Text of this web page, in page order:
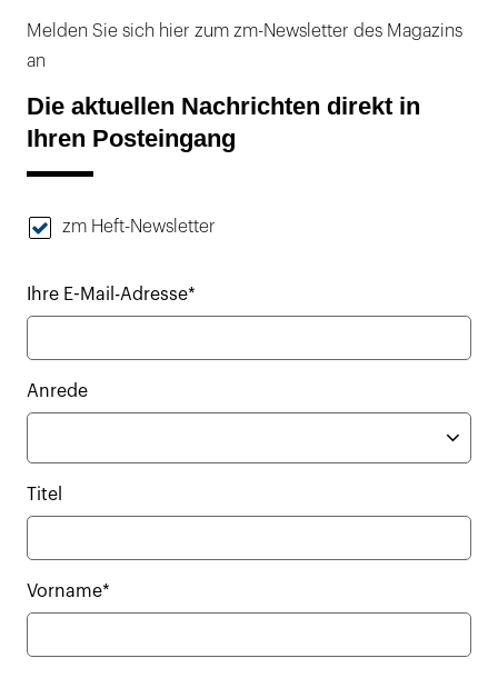
Melden Sie sich hier zum zm-Newsletter des Magazins
an
Die aktuellen Nachrichten direkt in
Ihren Posteingang
zm Heft-Newsletter
Ihre E-Mail-Adresse*
Anrede
Titel
Vorname*